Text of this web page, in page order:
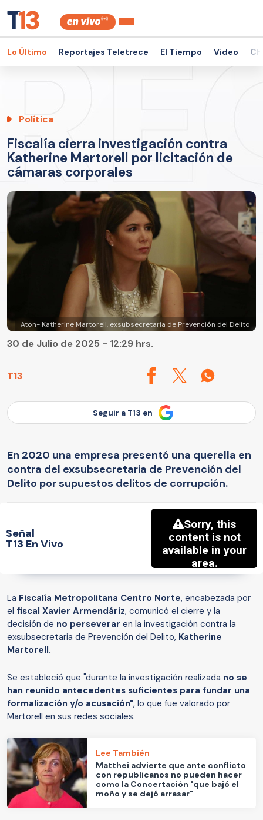
Lo Último Reportajes Teletrece El Tiempo Video
Política
Fiscalía cierra investigación contra
Katherine Martorell por licitación de
cámaras corporales
Aton- Katherine Martorell, exsubsecretaria de Prevención del Delito
T13
30 de Julio de 2025 - 12:29 hrs.
Seguir a T13 en
En 2020 una empresa presentó una querella en
contra del exsubsecretaria de Prevención del
Delito por supuestos delitos de corrupción.
Señal
T13 En Vivo
La Fiscalía Metropolitana Centro Norte, encabezada por
el fiscal Xavier Armendáriz, comunicó el cierre y la
decisión de no perseverar en la investigación contra la
exsubsecretaria de Prevención del Delito, Katherine
Martorell.
Se estableció que "durante la investigación realizada no se
han reunido antecedentes suficientes para fundar una
formalización y/o acusación", lo que fue valorado por
Martorell en sus redes sociales.
Lee También
Matthei advierte que ante conflicto
con republicanos no pueden hacer
como la Concertación "que bajó el
moño y se dejó arrasar"